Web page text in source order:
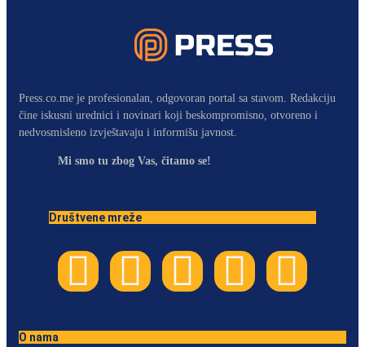
Press.co.me je profesionalan, odgovoran portal sa stavom. Redakciju
čine iskusni urednici i novinari koji beskompromisno, otvoreno i
nedvosmisleno izvještavaju i informišu javnost.
Mi smo tu zbog Vas, čitamo se!
Društvene mreže
O nama